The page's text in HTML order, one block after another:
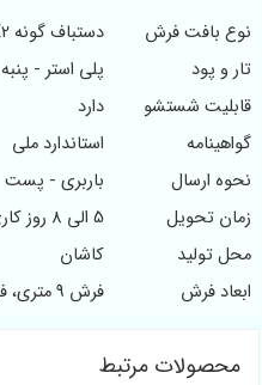
نوع بافت فرش
دستباف گونه HCIX2
تار و پود
پلی استر - پنبه
قابلیت شستشو
دارد
گواهینامه
استاندارد ملی
نحوه ارسال
باربری - پست
زمان تحویل
5 الی 8 روز کاری
محل تولید
کاشان
ابعاد فرش
فرش 9 متری، فرش 6 و 12 متری
محصولات مرتبط